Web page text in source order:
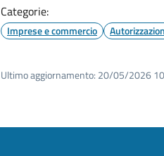
Categorie:
Imprese e commercio
Ultimo aggiornamento: 20/05/2026